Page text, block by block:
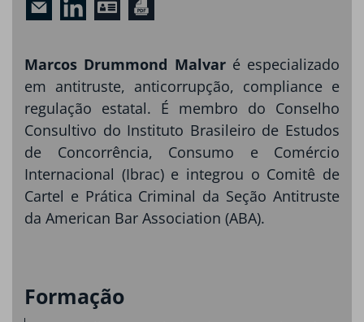
Marcos Drummond Malvaré especializado
em antitruste, anticorrupção, compliance e
regulação estatal. É membro do Conselho
Consultivo do Instituto Brasileiro de Estudos
de Concorrência, Consumo e Comércio
Internacional (Ibrac) e integrou o Comitê de
Cartel e Prática Criminal da Seção Antitruste
da American Bar Association (ABA).
Formação